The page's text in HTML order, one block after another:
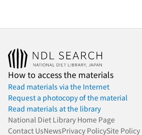
How to access the materials
Read materials via the Internet
Request a photocopy of the material
Read materials at the library
National Diet Library Home Page
Contact UsNewsPrivacy PolicySite Policy